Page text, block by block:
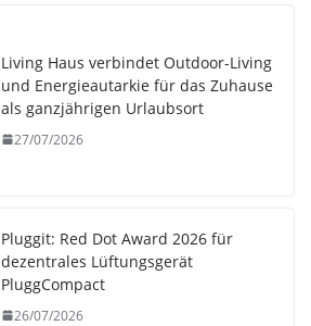
Living Haus verbindet Outdoor-Living
und Energieautarkie für das Zuhause
als ganzjährigen Urlaubsort
27/07/2026
Pluggit: Red Dot Award 2026 für
dezentrales Lüftungsgerät
PluggCompact
26/07/2026